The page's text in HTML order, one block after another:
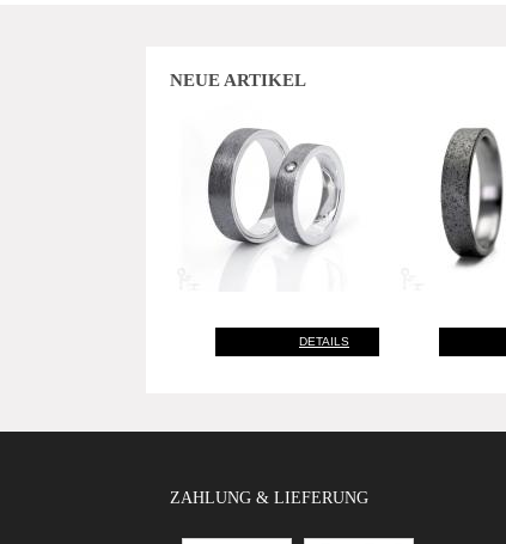
NEUE ARTIKEL
DETAILS
ZAHLUNG & LIEFERUNG